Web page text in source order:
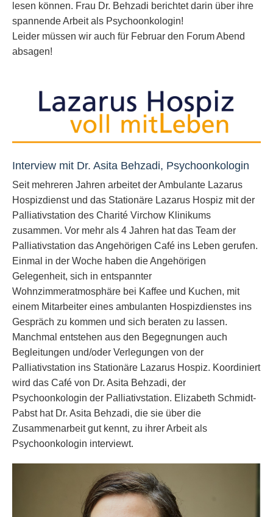
lesen können. Frau Dr. Behzadi berichtet darin über ihre
spannende Arbeit als Psychoonkologin!
Leider müssen wir auch für Februar den Forum Abend
absagen!
Interview mit Dr. Asita Behzadi, Psychoonkologin
Seit mehreren Jahren arbeitet der Ambulante Lazarus
Hospizdienst und das Stationäre Lazarus Hospiz mit der
Palliativstation des Charité Virchow Klinikums
zusammen. Vor mehr als 4 Jahren hat das Team der
Palliativstation das Angehörigen Café ins Leben gerufen.
Einmal in der Woche haben die Angehörigen
Gelegenheit, sich in entspannter
Wohnzimmeratmosphäre bei Kaffee und Kuchen, mit
einem Mitarbeiter eines ambulanten Hospizdienstes ins
Gespräch zu kommen und sich beraten zu lassen.
Manchmal entstehen aus den Begegnungen auch
Begleitungen und/oder Verlegungen von der
Palliativstation ins Stationäre Lazarus Hospiz. Koordiniert
wird das Café von Dr. Asita Behzadi, der
Psychoonkologin der Palliativstation. Elizabeth Schmidt-
Pabst hat Dr. Asita Behzadi, die sie über die
Zusammenarbeit gut kennt, zu ihrer Arbeit als
Psychoonkologin interviewt.